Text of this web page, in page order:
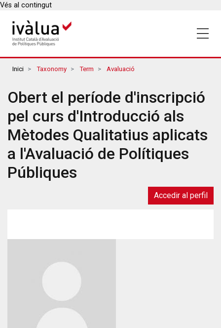
Vés al contingut
Breadcrumbs
Inici Taxonomy Term Avaluació
Obert el període d'inscripció
pel curs d'Introducció als
Mètodes Qualitatius aplicats
a l'Avaluació de Polítiques
Públiques
Accedir al perfil